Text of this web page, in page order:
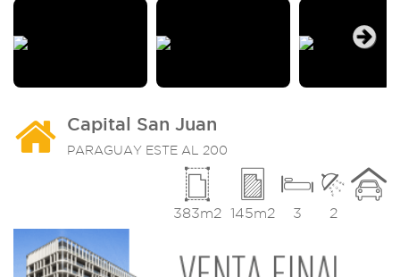
Capital San Juan
PARAGUAY ESTE AL 200
2
3
145m2
383m2